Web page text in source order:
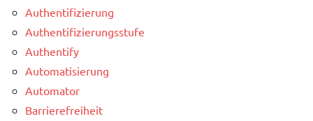
Authentifizierung
Authentifizierungsstufe
Authentify
Automatisierung
Automator
Barrierefreiheit